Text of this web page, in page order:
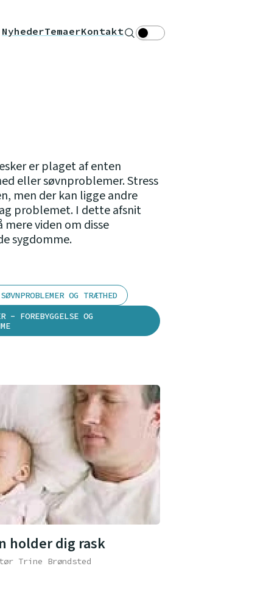
NyhederTemaerKontakt Søg Theme toggle
er plaget af enten
eller søvnproblemer. Stress
men der kan ligge andre
problemet. I dette afsnit
mere viden om disse
sygdomme.
OG TRÆTHED
- FOREBYGGELSE OG
holder dig rask
Trine Brøndsted